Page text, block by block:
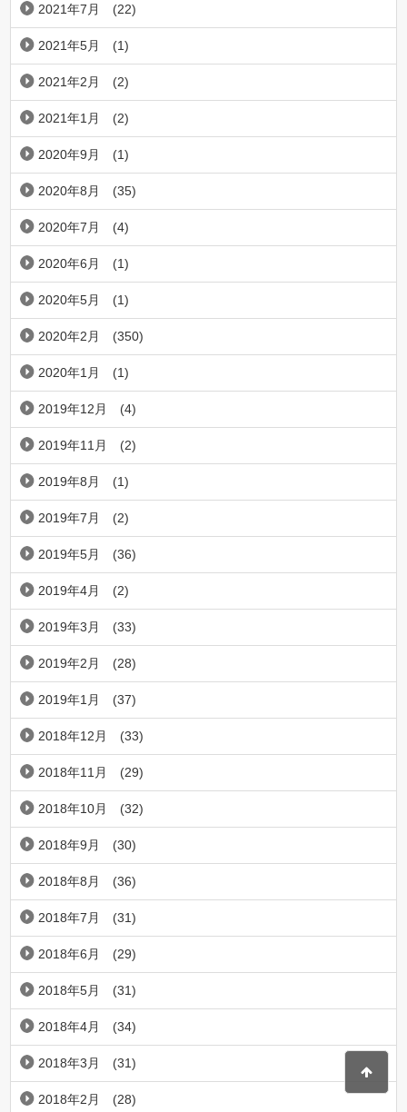
2021年7月 (22)
2021年5月 (1)
2021年2月 (2)
2021年1月 (2)
2020年9月 (1)
2020年8月 (35)
2020年7月 (4)
2020年6月 (1)
2020年5月 (1)
2020年2月 (350)
2020年1月 (1)
2019年12月 (4)
2019年11月 (2)
2019年8月 (1)
2019年7月 (2)
2019年5月 (36)
2019年4月 (2)
2019年3月 (33)
2019年2月 (28)
2019年1月 (37)
2018年12月 (33)
2018年11月 (29)
2018年10月 (32)
2018年9月 (30)
2018年8月 (36)
2018年7月 (31)
2018年6月 (29)
2018年5月 (31)
2018年4月 (34)
2018年3月 (31)
2018年2月 (28)